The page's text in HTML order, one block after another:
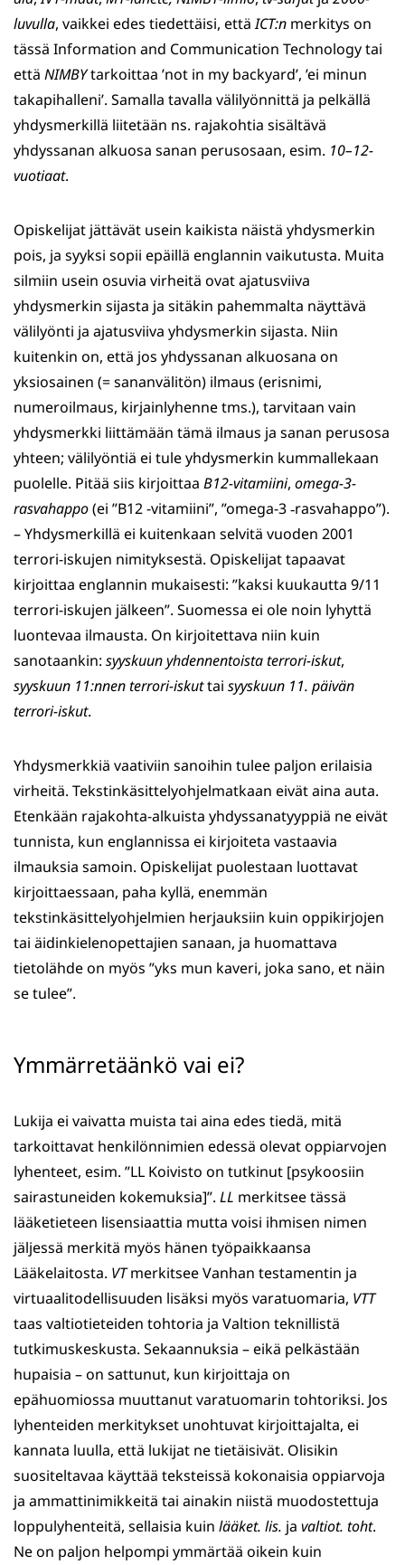
luvulla, vaikkei edes tiedettäisi, ettäICT:n merkitys on
tässä Information and Communication Technology tai
että NIMBYtarkoittaa ’not in my backyard’, ’ei minun
takapihalleni’. Samalla tavalla välilyönnittä ja pelkällä
yhdysmerkillä liitetään ns. rajakohtia sisältävä
yhdyssanan alkuosa sanan perusosaan, esim. 10–12-
vuotiaat.
Opiskelijat jättävät usein kaikista näistä yhdysmerkin
pois, ja syyksi sopii epäillä englannin vaikutusta. Muita
silmiin usein osuvia virheitä ovat ajatusviiva
yhdysmerkin sijasta ja sitäkin pahemmalta näyttävä
välilyönti ja ajatusviiva yhdysmerkin sijasta. Niin
kuitenkin on, että jos yhdyssanan alkuosana on
yksiosainen (= sananvälitön) ilmaus (erisnimi,
numeroilmaus, kirjainlyhenne tms.), tarvitaan vain
yhdysmerkki liittämään tämä ilmaus ja sanan perusosa
yhteen; välilyöntiä ei tule yhdysmerkin kummallekaan
puolelle. Pitää siis kirjoittaa B12-vitamiini, omega-3-
rasvahappo(ei ”B12 -vitamiini”, ”omega-3 ‑rasvahappo”).
– Yhdysmerkillä ei kuitenkaan selvitä vuoden 2001
terrori-iskujen nimityksestä. Opiskelijat tapaavat
kirjoittaa englannin mukaisesti: ”kaksi kuukautta 9/11
terrori-iskujen jälkeen”. Suomessa ei ole noin lyhyttä
luontevaa ilmausta. On kirjoitettava niin kuin
sanotaankin: syyskuunyhdennentoista terrori-iskut,
syyskuun 11:nnen terrori-iskuttai syyskuun 11. päivän
terrori-iskut.
Yhdysmerkkiä vaativiin sanoihin tulee paljon erilaisia
virheitä. Tekstinkäsittelyohjelmatkaan eivät aina auta.
Etenkään rajakohta-alkuista yhdyssanatyyppiä ne eivät
tunnista, kun englannissa ei kirjoiteta vastaavia
ilmauksia samoin. Opiskelijat puolestaan luottavat
kirjoittaessaan, paha kyllä, enemmän
tekstinkäsittelyohjelmien herjauksiin kuin oppikirjojen
tai äidinkielenopettajien sanaan, ja huomattava
tietolähde on myös ”yks mun kaveri, joka sano, et näin
se tulee”.
Ymmärretäänkö vai ei?
Lukija ei vaivatta muista tai aina edes tiedä, mitä
tarkoittavat henkilönnimien edessä olevat oppiarvojen
lyhenteet, esim. ”LL Koivisto on tutkinut [psykoosiin
sairastuneiden kokemuksia]”. LL merkitsee tässä
lääketieteen lisensiaattia mutta voisi ihmisen nimen
jäljessä merkitä myös hänen työpaikkaansa
Lääkelaitosta. VTmerkitsee Vanhan testamentin ja
virtuaalitodellisuuden lisäksi myös varatuomaria, VTT
taas valtiotieteiden tohtoria ja Valtion teknillistä
tutkimuskeskusta. Sekaannuksia – eikä pelkästään
hupaisia – on sattunut, kun kirjoittaja on
epähuomiossa muuttanut varatuomarin tohtoriksi. Jos
lyhenteiden merkitykset unohtuvat kirjoittajalta, ei
kannata luulla, että lukijat ne tietäisivät. Olisikin
suositeltavaa käyttää teksteissä kokonaisia oppiarvoja
ja ammattinimikkeitä tai ainakin niistä muodostettuja
loppulyhenteitä, sellaisia kuin lääket. lis. ja valtiot. toht.
Ne on paljon helpompi ymmärtää oikein kuin